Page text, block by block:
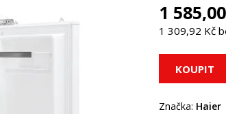
1
1 309,92 Kč
Značka: Haier